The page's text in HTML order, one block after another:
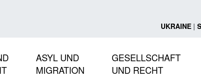
UKRAINE|
ASYL UND
MIGRATION
GESELLSCHAFT
UND RECHT